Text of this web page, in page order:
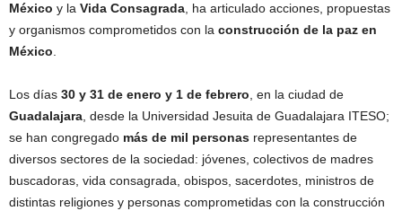
México y la Vida Consagrada , ha articulado acciones, propuestas
y organismos comprometidos con la construcción de la paz en
México
Los días 30 y 31 de enero y 1 de febrero , en la ciudad de
Guadalajara , desde la Universidad Jesuita de Guadalajara ITESO;
se han congregado más de mil personas representantes de
diversos sectores de la sociedad: jóvenes, colectivos de madres
buscadoras, vida consagrada, obispos, sacerdotes, ministros de
distintas religiones y personas comprometidas con la construcción